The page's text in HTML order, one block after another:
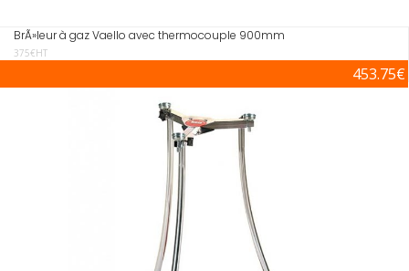
BrÃ»leur à gaz Vaello avec thermocouple 900mm
375€HT
453.75€